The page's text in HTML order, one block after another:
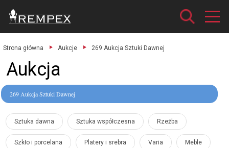
Strona główna Aukcje 269 Aukcja Sztuki Dawnej
Aukcja
269 Aukcja Sztuki Dawnej
Sztuka dawna Sztuka współczesna Rzeźba
Szkło i porcelana Platery i srebra Varia Meble